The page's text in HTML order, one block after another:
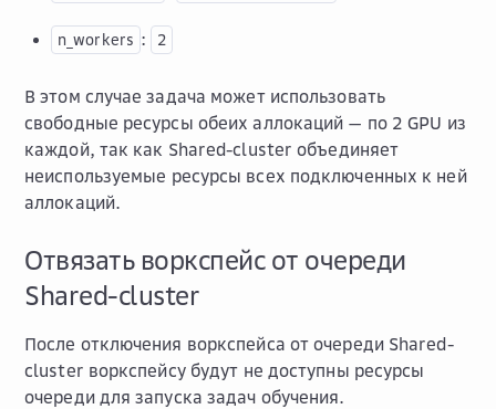
n_workers : 2
В этом случае задача может использовать
свободные ресурсы обеих аллокаций — по 2 GPU из
каждой, так как Shared-cluster объединяет
неиспользуемые ресурсы всех подключенных к ней
аллокаций.
Отвязать воркспейс от очереди
Shared-cluster
После отключения воркспейса от очереди Shared-
cluster воркспейсу будут не доступны ресурсы
очереди для запуска задач обучения.